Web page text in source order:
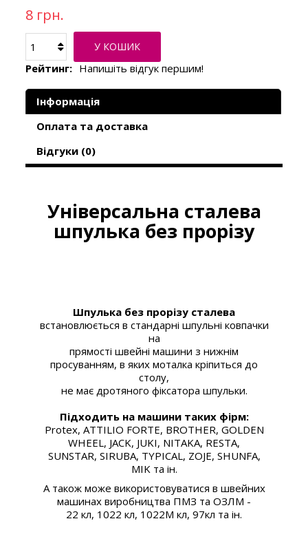
8 грн.
У КОШИК
Рейтинг: Напишіть відгук першим!
Інформація
Оплата та доставка
Відгуки (0)
Універсальна сталева
шпулька без прорізу
Шпулька без прорізу сталева
встановлюється в стандарні шпульні ковпачки
на
прямості швейні машини з нижнім
просуванням, в яких моталка кріпиться до
столу,
не має дротяного фіксатора шпульки.
Підходить на машини таких фірм:
Protex, ATTILIO FORTE, BROTHER, GOLDEN
WHEEL, JACK, JUKI, NITAKA, RESTA,
SUNSTAR, SIRUBA, TYPICAL, ZOJE, SHUNFA,
MIK та ін.
А також може використовуватися в швейних
машинах виробництва ПМЗ та ОЗЛМ -
22 кл, 1022 кл, 1022М кл, 97кл та ін.